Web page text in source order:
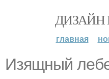
ДИЗАЙН
главная
Изящный